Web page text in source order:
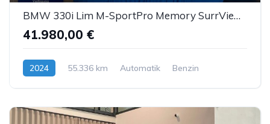
BMW 330i Lim M-SportPro Memory SurrView HUD eGSD ACC
41.980,00 €
2024 55.336 km Automatik Benzin